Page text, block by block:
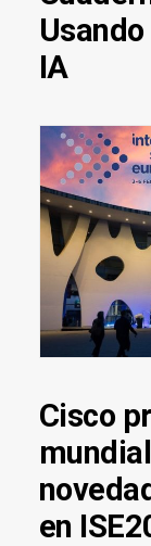
IA
Cisco
en